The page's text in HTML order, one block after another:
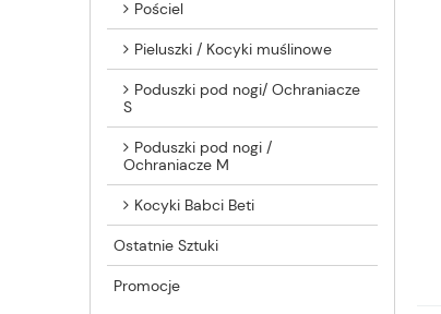
Pościel
Pieluszki / Kocyki muślinowe
Poduszki pod nogi/ Ochraniacze
S
Poduszki pod nogi /
Ochraniacze M
Kocyki Babci Beti
Ostatnie Sztuki
Promocje